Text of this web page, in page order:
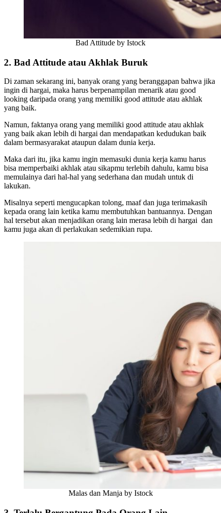
Bad Attitude by Istock
2. Bad Attitude atau Akhlak Buruk
Di zaman sekarang ini, banyak orang yang beranggapan bahwa jika
ingin di hargai, maka harus berpenampilan menarik atau good
looking daripada orang yang memiliki good attitude atau akhlak
yang baik.
Namun, faktanya orang yang memiliki good attitude atau akhlak
yang baik akan lebih di hargai dan mendapatkan kedudukan baik
dalam bermasyarakat ataupun dalam dunia kerja.
Maka dari itu, jika kamu ingin memasuki dunia kerja kamu harus
bisa memperbaiki akhlak atau sikapmu terlebih dahulu, kamu bisa
memulainya dari hal-hal yang sederhana dan mudah untuk di
lakukan.
Misalnya seperti mengucapkan tolong, maaf dan juga terimakasih
kepada orang lain ketika kamu membutuhkan bantuannya. Dengan
hal tersebut akan menjadikan orang lain merasa lebih di hargai dan
kamu juga akan di perlakukan sedemikian rupa.
Malas dan Manja by Istock